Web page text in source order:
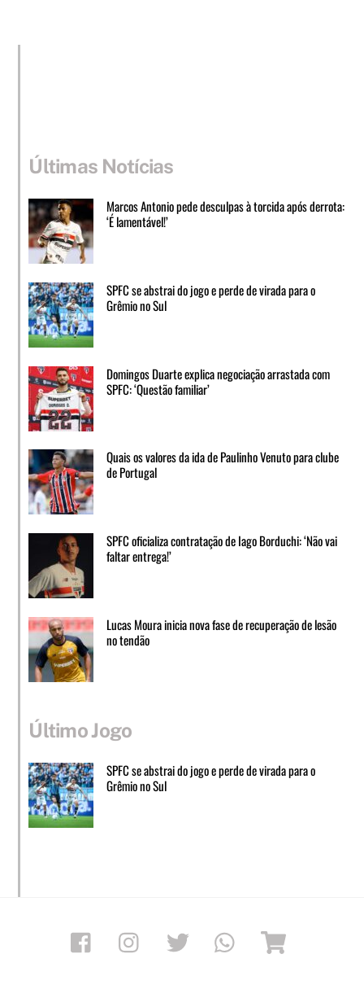
Últimas Notícias
Marcos Antonio pede desculpas à torcida após derrota:
‘É lamentável!’
SPFC se abstrai do jogo e perde de virada para o
Grêmio no Sul
Domingos Duarte explica negociação arrastada com
SPFC: ‘Questão familiar’
Quais os valores da ida de Paulinho Venuto para clube
de Portugal
SPFC oficializa contratação de Iago Borduchi: ‘Não vai
faltar entrega!’
Lucas Moura inicia nova fase de recuperação de lesão
no tendão
Último Jogo
SPFC se abstrai do jogo e perde de virada para o
Grêmio no Sul
Facebook Instagram Twitter Whatsapp